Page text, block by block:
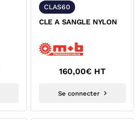
CLAS60
CLE A SANGLE NYLON
160,00€ HT
Se connecter